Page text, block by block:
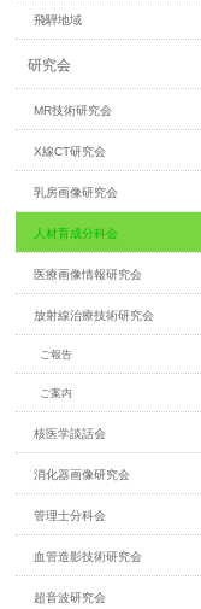
飛騨地域
研究会
MR技術研究会
X線CT研究会
乳房画像研究会
人材育成分科会
医療画像情報研究会
放射線治療技術研究会
ご報告
ご案内
核医学談話会
消化器画像研究会
管理士分科会
血管造影技術研究会
超音波研究会